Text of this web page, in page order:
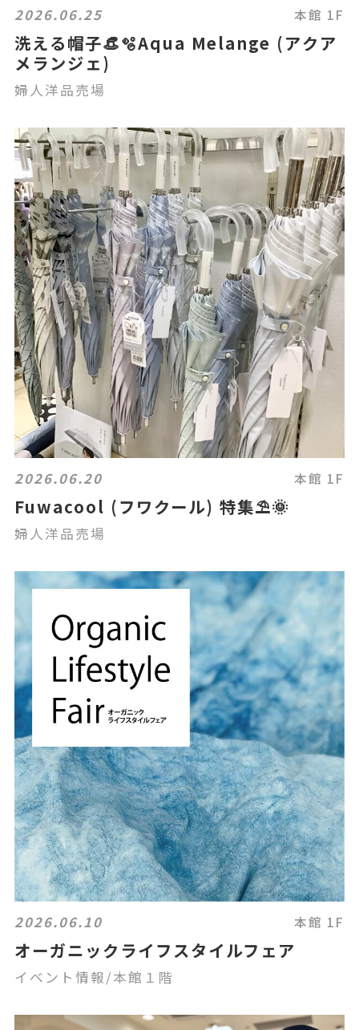
2026.06.25 本館 1F
洗える帽子👒🫧Aqua Melange (アクア
メランジェ)
婦人洋品売場
2026.06.20 本館 1F
Fuwacool (フワクール) 特集⛱️🌞
婦人洋品売場
2026.06.10 本館 1F
オーガニックライフスタイルフェア
イベント情報/本館１階